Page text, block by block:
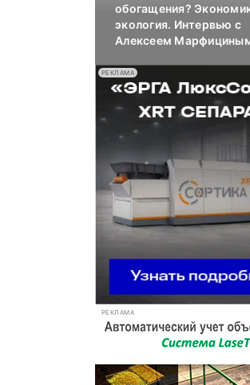
обогащения?
экология. Интервью с
Алексеем
РЕКЛАМА
РЕКЛАМА